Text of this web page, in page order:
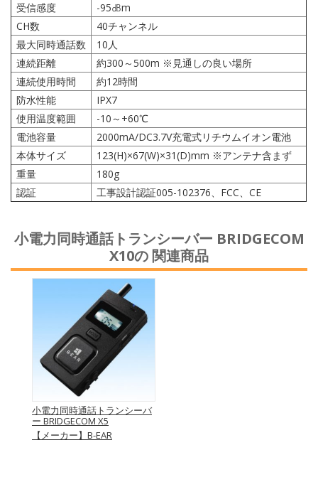
受信感度
-95㏈m
CH数
40チャンネル
最大同時通話数
10人
連続距離
約300～500m ※見通しの良い場所
連続使用時間
約12時間
防水性能
IPX7
使用温度範囲
-10～+60℃
電池容量
2000mA/DC3.7V充電式リチウムイオン電池
本体サイズ
123(H)×67(W)×31(D)mm ※アンテナ含まず
重量
180g
認証
工事設計認証005-102376、FCC、CE
小電力同時通話トランシーバー BRIDGECOM
X10の 関連商品
小電力同時通話トランシーバ
ー BRIDGECOM X5
【メーカー】B-EAR